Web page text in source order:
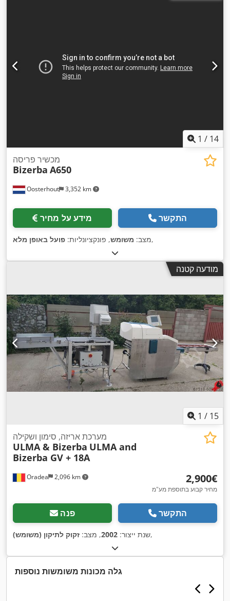
1 / 14
Oosterhout 3,352 km
מכשיר פריסה
Bizerba A650
מידע על מחיר התקשר
מצב: משומש, פונקציונליות: פועל באופן מלא ,
מודעה קטנה
1 / 15
Oradea 2,096 km
מערכת אריזה, סימון ושקילה
ULMA & Bizerba ULMA and
Bizerba GV + 18A
‏2,900 ‏€
מחיר קבוע בתוספת מע"מ
פנה התקשר
שנת ייצור: 2002, מצב: זקוק לתיקון (משומש) ,
גלה מכונות משומשות נוספות